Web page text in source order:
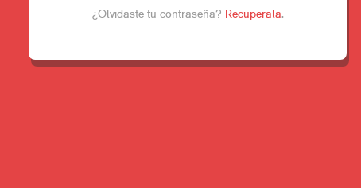
¿Olvidaste tu contraseña? Recuperala.